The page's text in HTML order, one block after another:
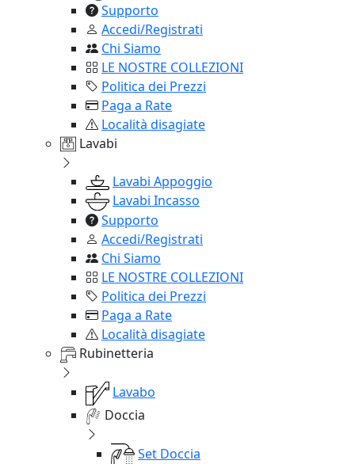
Supporto
Accedi/Registrati
Chi Siamo
LE NOSTRE COLLEZIONI
Politica dei Prezzi
Paga a Rate
Località disagiate
Lavabi
Lavabi Appoggio
Lavabi Incasso
Supporto
Accedi/Registrati
Chi Siamo
LE NOSTRE COLLEZIONI
Politica dei Prezzi
Paga a Rate
Località disagiate
Rubinetteria
Lavabo
Doccia
Set Doccia